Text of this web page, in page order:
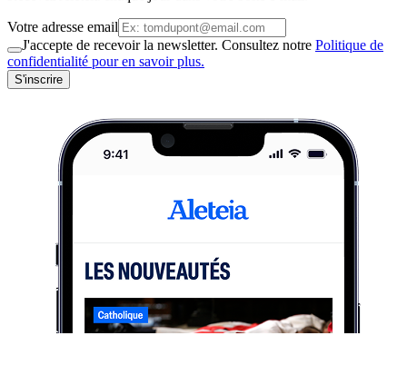
Votre adresse email
J'accepte de recevoir la newsletter. Consultez notre Politique de
confidentialité pour en savoir plus.
S'inscrire